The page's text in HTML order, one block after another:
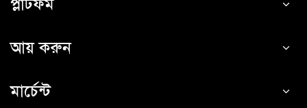
প্লাটফর্ম
আয় করুন
মার্চেন্ট